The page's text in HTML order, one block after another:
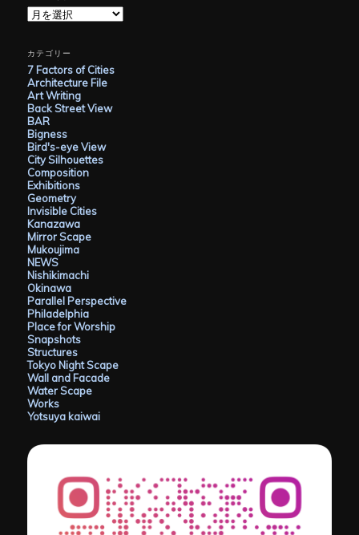
ア
ー
イ
ブ
カテゴリー
7 Factors of Cities
Architecture File
Art Writing
Back Street View
BAR
Bigness
Bird's-eye View
City Silhouettes
Composition
Exhibitions
Geometry
Invisible Cities
Kanazawa
Mirror Scape
Mukoujima
NEWS
Nishikimachi
Okinawa
Parallel Perspective
Philadelphia
Place for Worship
Snapshots
Structures
Tokyo Night Scape
Wall and Facade
Water Scape
Works
Yotsuya kaiwai